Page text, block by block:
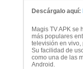
Descárgalo aquí:
Magis TV APK se
más populares
televisión en vivo,
Su facilidad de
como una de las
Android.